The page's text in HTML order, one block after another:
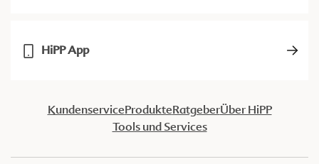
HiPP App
KundenserviceProdukteRatgeberÜber HiPP
Tools und Services